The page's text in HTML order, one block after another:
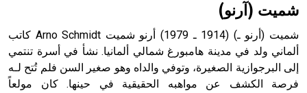
شميت (آرنو)
شميت (أرنو ـ) (1914 ـ 1979) أرنو شميت Arno Schmidt كاتب
ألماني ولد في مدينة هامبورغ شمالي ألمانيا. نشأ في أسرة تنتمي
إلى البرجوازية الصغيرة، وتوفي والداه وهو صغير السن فلم تُتح لـه
فرصة الكشف عن مواهبه الحقيقية في حينها. كان مولعاً